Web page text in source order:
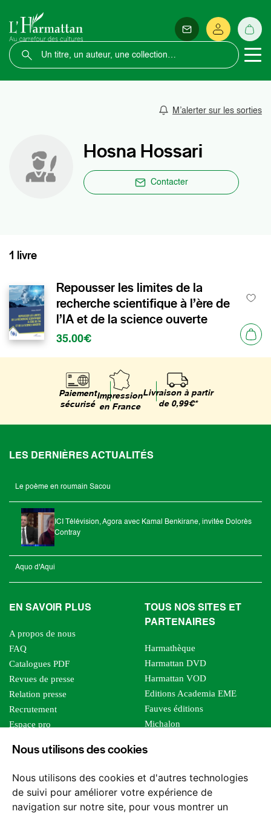
Nous utilisons des cookies
Nous utilisons des cookies et d'autres technologies
de suivi pour améliorer votre expérience de
navigation sur notre site, pour vous montrer un
M’alerter sur les sorties
Hosna Hossari
Contacter
1 livre
Repousser les limites de la
recherche scientifique à l’ère de
l’IA et de la science ouverte
35.00€
Paiement
sécurisé
Impression
en France
Livraison à partir
de 0,99€*
LES DERNIÈRES ACTUALITÉS
Le poème en roumain Sacou
ICI Télévision, Agora avec Kamal Benkirane, invitée Dolorès
Contray
Aquo d'Aqui
EN SAVOIR PLUS
A propos de nous
FAQ
Catalogues PDF
Revues de presse
Relation presse
Recrutement
Espace pro
Foreign rights
TOUS NOS SITES ET
PARTENAIRES
Harmathèque
Harmattan DVD
Harmattan VOD
Editions Academia EME
Fauves éditions
Michalon
Editions Sutton
Les impliqués
Tous les éditeurs